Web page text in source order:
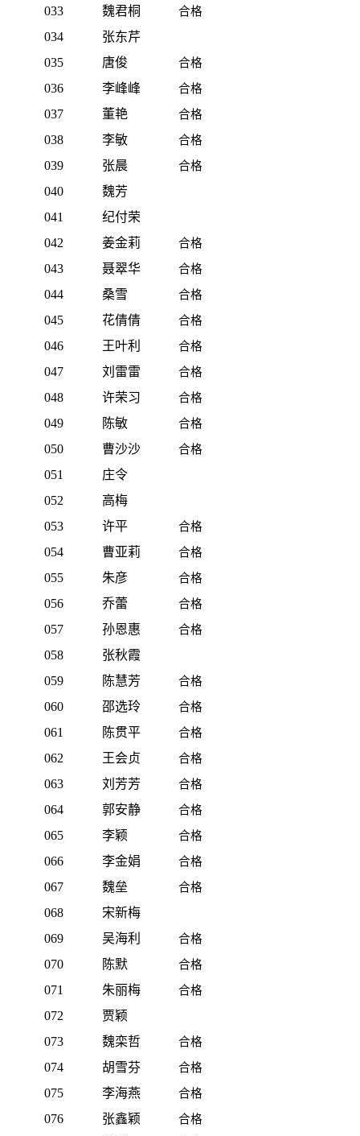
033 魏君桐 合格
034
张东芹
035
唐俊 合格
036 李峰峰 合格
037 董艳 合格
038 李敏 合格
039 张晨 合格
040
魏芳
041
纪付荣
042
姜金莉 合格
043 聂翠华 合格
044 桑雪 合格
045 花倩倩 合格
046 王叶利 合格
047 刘雷雷 合格
048 许荣习 合格
049 陈敏 合格
050 曹沙沙 合格
051
庄令
052
高梅
053
许平 合格
054 曹亚莉 合格
055 朱彦 合格
056 乔蕾 合格
057 孙恩惠 合格
058
张秋霞
059
陈慧芳 合格
060 邵选玲 合格
061 陈贯平 合格
062 王会贞 合格
063 刘芳芳 合格
064 郭安静 合格
065 李颖 合格
066 李金娟 合格
067 魏垒 合格
068
宋新梅
069
吴海利 合格
070 陈默 合格
071 朱丽梅 合格
072
贾颖
073
魏栾哲 合格
074 胡雪芬 合格
075 李海燕 合格
076 张鑫颖 合格